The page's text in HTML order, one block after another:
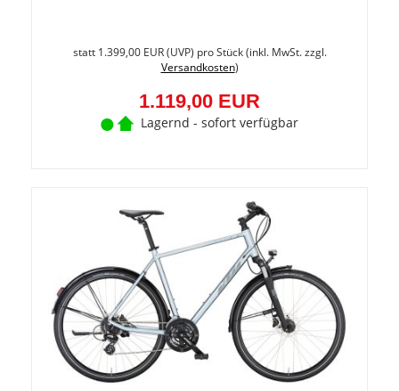
statt 1.399,00 EUR(UVP) pro Stück (inkl. MwSt. zzgl.
Versandkosten)
1.119,00 EUR
Lagernd - sofort verfügbar